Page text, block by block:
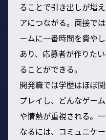
ることで引き出しが増
アにつながる。面接で
ームに一番時間を費や
あり、応募者が作りた
ることができる。
開発職では学歴はほぼ
プレイし、どんなゲー
や情熱が重視される。
なるには、コミュニケ